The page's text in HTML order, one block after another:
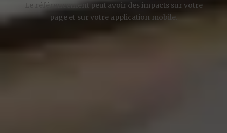
Le référencement peut avoir des impacts sur votre
page et sur votre application mobile.